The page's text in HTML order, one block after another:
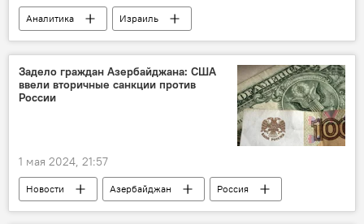
Аналитика
Израиль
Ближний Восток
США
Создание системы противоракетной обороны
Patriot
сектор Газа
Палестина
Задело граждан Азербайджана: США
ввели вторичные санкции против
России
1 мая 2024, 21:57
Новости Азербайджан
Россия
США
Министерство финансов